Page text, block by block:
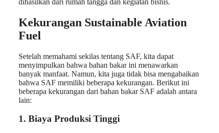
Kekurangan Sustainable Aviation
Fuel
Setelah memahami sekilas tentang SAF, kita dapat
menyimpulkan bahwa bahan bakar ini menawarkan
banyak manfaat. Namun, kita juga tidak bisa mengabaikan
bahwa SAF memiliki beberapa kekurangan. Berikut ini
beberapa kekurangan dari bahan bakar SAF adalah antara
lain:
1. Biaya Produksi Tinggi